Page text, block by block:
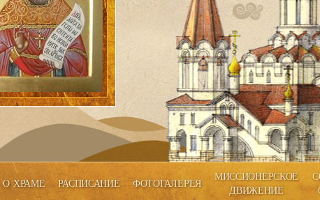
О ХРАМЕ РАСПИСАНИЕ ФОТОГАЛЕРЕЯ
МИССИОНЕРСКОЕ
ДВИЖЕНИЕ